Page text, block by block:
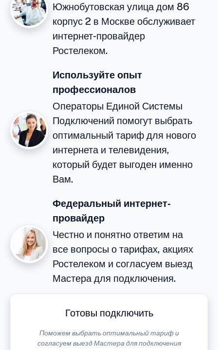
Южнобутовская улица дом 86
корпус 2 в Москве обслуживает
интернет-провайдер
Ростелеком.
Используйте опыт
профессионалов
Операторы Единой Системы
Подключений помогут выбрать
оптимальный тариф для нового
интернета и телевидения,
который будет выгоден именно
Вам.
Федеральный интернет-
провайдер
Честно и понятно ответим на
все вопросы о тарифах, акциях
Ростелеком и согласуем выезд
Мастера для подключения.
Готовы подключить
Поможем выбрать оптимальный тариф и
согласуем выезд Мастера для подключения